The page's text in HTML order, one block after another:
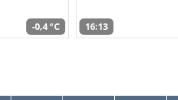
-0,4 °C 16:13